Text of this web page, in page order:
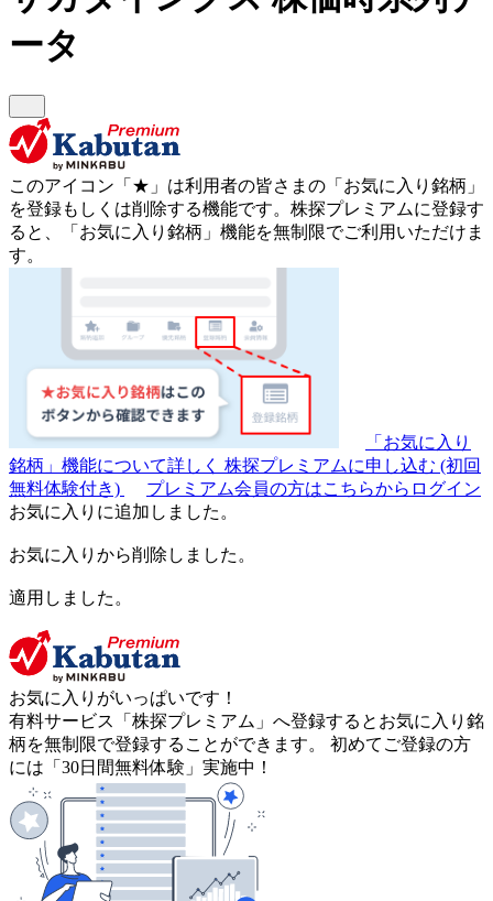
ータ
このアイコン 「★」 は利用者の皆さまの 「お気に入り銘柄」
を登録もしくは削除する機能です。 株探プレミアムに登録す
ると、「お気に入り銘柄」機能を無制限でご利用いただけま
す。
「お気に入り
銘柄」機能について詳しく 株探プレミアムに申し込む (初回
無料体験付き)
プレミアム会員の方はこちらからログイン
お気に入りに追加しました。
お気に入りから削除しました。
適用しました。
お気に入りがいっぱいです！
有料サービス「株探プレミアム」へ登録するとお気に入り銘
柄を無制限で登録することができます。 初めてご登録の方
には「30日間無料体験」実施中！